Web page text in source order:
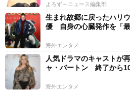
よろず～ニュース編集部
生まれ故郷に戻ったハリ
優 自身の心臓発作を「
海外エンタメ
人気ドラマのキャストが
ャ・バートン 終了から
海外エンタメ